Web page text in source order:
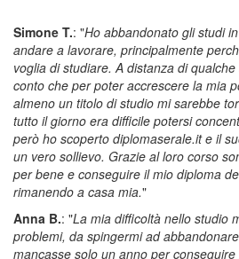
Simone T.: "Ho abbandonato gli studi
andare a lavorare, principalmente
voglia di studiare. A distanza di
conto che per poter accrescere la mia
almeno un titolo di studio mi sarebbe
tutto il giorno era difficile potersi
però ho scoperto diplomaserale.it e il
un vero sollievo. Grazie al loro corso
per bene e conseguire il mio diploma
rimanendo a casa mia."
Anna B.: "La mia difficoltà nello studio
problemi, da spingermi ad
mancasse solo un anno per